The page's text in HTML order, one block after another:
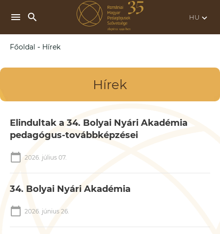
menu search keyboard_arrow_down
Főoldal - Hírek
Hírek
Elindultak a 34. Bolyai Nyári Akadémia
pedagógus-továbbképzései
calendar_today 2026. július 07.
34. Bolyai Nyári Akadémia
calendar_today 2026. június 26.